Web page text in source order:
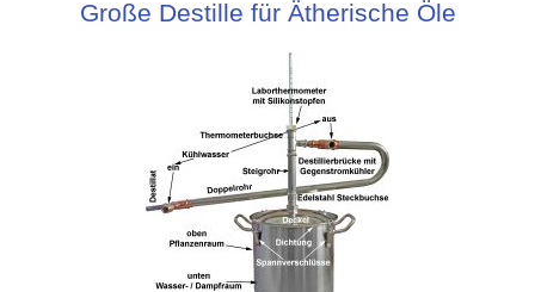
Große Destille für Ätherische Öle